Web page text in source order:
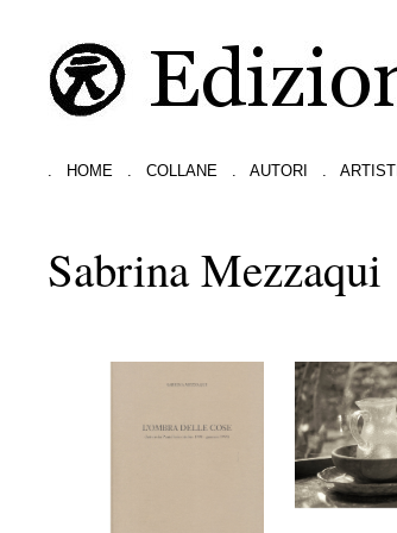
. HOME . COLLANE . AUTORI . ARTISTI
Sabrina Mezzaqui